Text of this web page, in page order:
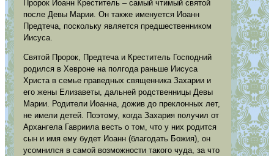
Пророк Иоанн Креститель – самый чтимый святой
после Девы Марии. Он также именуется Иоанн
Предтеча, поскольку является предшественником
Иисуса.
Святой Пророк, Предтеча и Креститель Господний
родился в Хевроне на полгода раньше Иисуса
Христа в семье праведных священника Захарии и
его жены Елизаветы, дальней родственницы Девы
Марии. Родители Иоанна, дожив до преклонных лет,
не имели детей. Поэтому, когда Захария получил от
Архангела Гавриила весть о том, что у них родится
сын и имя ему будет Иоанн (благодать Божия), он
усомнился в самой возможности такого чуда, за что